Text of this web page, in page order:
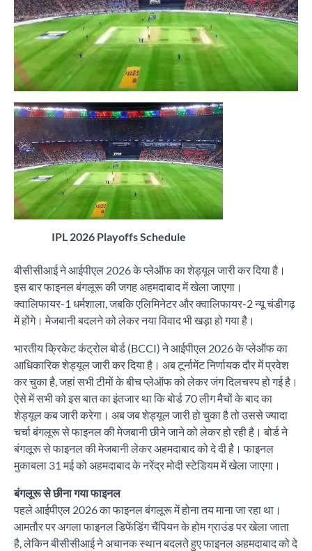
IPL 2026 Playoffs Schedule
बीसीसीआई ने आईपीएल 2026 के प्लेऑफ का शेड्यूल जारी कर दिया है।
इस बार फाइनल बंगलूरू की जगह अहमदाबाद में खेला जाएगा।
क्वालिफायर-1 धर्मशाला, जबकि एलिमिनेटर और क्वालिफायर-2 न्यू चंडीगढ़
में होंगे। मेजबानी बदलने को लेकर नया विवाद भी खड़ा हो गया है।
भारतीय क्रिकेट कंट्रोल बोर्ड (BCCI) ने आईपीएल 2026 के प्लेऑफ का
आधिकारिक शेड्यूल जारी कर दिया है। अब टूर्नामेंट निर्णायक दौर में प्रवेश
कर चुका है, जहां सभी टीमों के बीच प्लेऑफ को लेकर जंग दिलचस्प हो गई है।
ऐसे में सभी को इस बात का इंतजार था कि बोर्ड 70 लीग मैचों के बाद का
शेड्यूल कब जारी करेगा। अब जब शेड्यूल जारी हो चुका है तो उससे ज्यादा
चर्चा बंगलूरू से फाइनल की मेजबानी छीने जाने को लेकर हो रही है। बोर्ड ने
बंगलूरू से फाइनल की मेजबानी लेकर अहमदाबाद को दे दी है। फाइनल
मुकाबला 31 मई को अहमदाबाद के नरेंद्र मोदी स्टेडियम में खेला जाएगा।
बंगलूरू से छीना गया फाइनल
पहले आईपीएल 2026 का फाइनल बंगलूरू में होना तय माना जा रहा था।
आमतौर पर अगला फाइनल डिफेंडिंग चैंपियन के होम ग्राउंड पर खेला जाता
है, लेकिन बीसीसीआई ने अचानक स्थान बदलते हुए फाइनल अहमदाबाद को दे